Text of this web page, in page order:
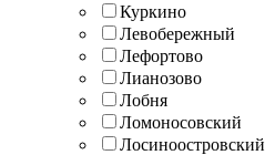
Куркино
Левобережный
Лефортово
Лианозово
Лобня
Ломоносовский
Лосиноостровский